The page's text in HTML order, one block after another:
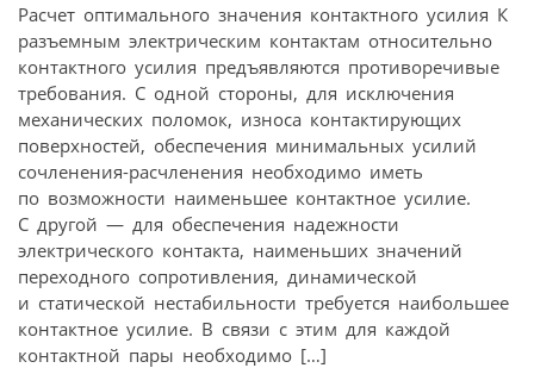
Расчет оптимального значения контактного усилия К
разъемным электрическим контактам относительно
контактного усилия предъявляются противоречивые
требования. С одной стороны, для исключения
механических поломок, износа контактирующих
поверхностей, обеспечения минимальных усилий
сочленения-расчленения необходимо иметь
по возможности наименьшее контактное усилие.
С другой — для обеспечения надежности
электрического контакта, наименьших значений
переходного сопротивления, динамической
и статической нестабильности требуется наибольшее
контактное усилие. В связи с этим для каждой
контактной пары необходимо […]